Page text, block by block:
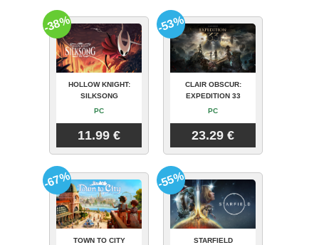
HOLLOW KNIGHT:
SILKSONG
PC
11.99 €
-38%
CLAIR OBSCUR:
EXPEDITION 33
PC
23.29 €
-53%
TOWN TO CITY
-67%
STARFIELD
-55%